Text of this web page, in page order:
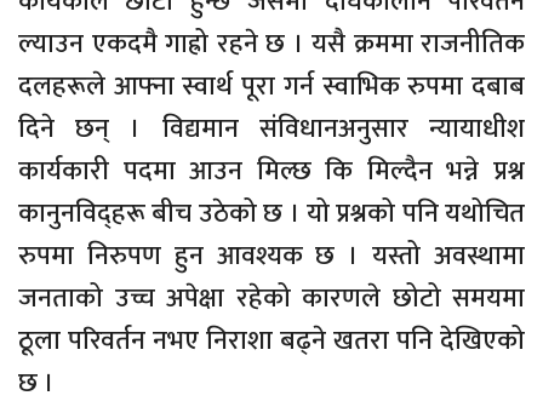
ल्याउन एकदमै गाह्रो रहने छ । यसै क्रममा राजनीतिक
दलहरूले आफ्ना स्वार्थ पूरा गर्न स्वाभिक रुपमा दबाब
दिने छन् । विद्यमान संविधानअनुसार न्यायाधीश
कार्यकारी पदमा आउन मिल्छ कि मिल्दैन भन्ने प्रश्न
कानुनविद्हरू बीच उठेको छ । यो प्रश्नको पनि यथोचित
रुपमा निरुपण हुन आवश्यक छ । यस्तो अवस्थामा
जनताको उच्च अपेक्षा रहेको कारणले छोटो समयमा
ठूला परिवर्तन नभए निराशा बढ्ने खतरा पनि देखिएको
छ ।